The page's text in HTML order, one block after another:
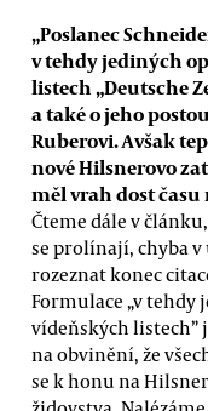
„Poslanec
v tehdy jediných
listech „Deutsche
a také o jeho
Ruberovi. Avšak
nové Hilsnerovo
měl vrah dost času
Čteme dále v
se prolínají, chyba
rozeznat konec
Formulace „v tehdy
vídeňských
na obvinění, že
se k honu na